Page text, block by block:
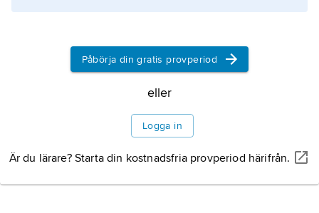
Påbörja din gratis provperiod
eller
Logga in
Är du lärare? Starta din kostnadsfria provperiod härifrån.